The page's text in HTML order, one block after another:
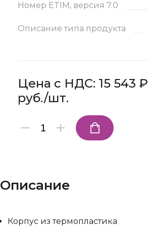
Номер ETIM, версия 7.0
Описание типа продукта
Цена с НДС: 15 543 ₽
руб./шт.
Описание
Корпус из термопластика